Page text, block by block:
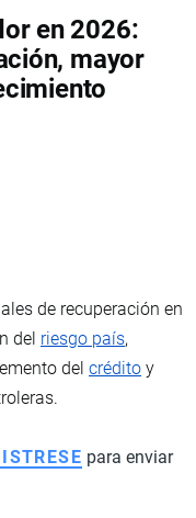
en 2026:
mayor
de recuperación en
del riesgo país,
del crédito y
para enviar